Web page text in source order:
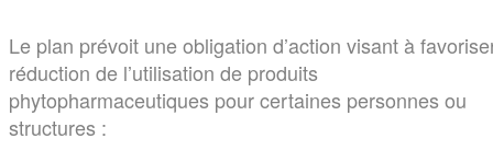
Le plan prévoit une obligation d’action visant à
réduction de l’utilisation de produits
phytopharmaceutiques pour certaines personnes ou
structures :